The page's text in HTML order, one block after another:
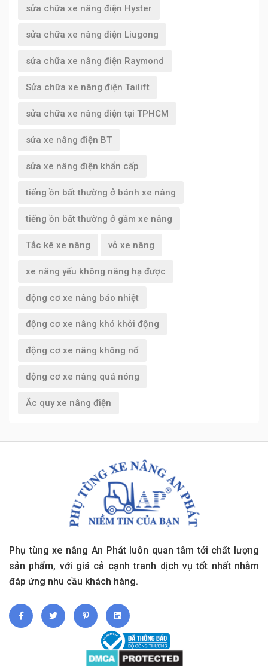
sửa chữa xe nâng điện Hyster
sửa chữa xe nâng điện Liugong
sửa chữa xe nâng điện Raymond
Sửa chữa xe nâng điện Tailift
sửa chữa xe nâng điện tại TPHCM
sửa xe nâng điện BT
sửa xe nâng điện khẩn cấp
tiếng ồn bất thường ở bánh xe nâng
tiếng ồn bất thường ở gầm xe nâng
Tắc kê xe nâng vỏ xe nâng
xe nâng yếu không nâng hạ được
động cơ xe nâng báo nhiệt
động cơ xe nâng khó khởi động
động cơ xe nâng không nổ
động cơ xe nâng quá nóng
Ắc quy xe nâng điện
Phụ tùng xe nâng An Phát luôn quan tâm tới chất lượng
sản phẩm, với giá cả cạnh tranh dịch vụ tốt nhất nhằm
đáp ứng nhu cầu khách hàng.